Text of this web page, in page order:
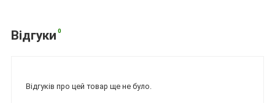
Відгуки 0
Відгуків про цей товар ще не було.